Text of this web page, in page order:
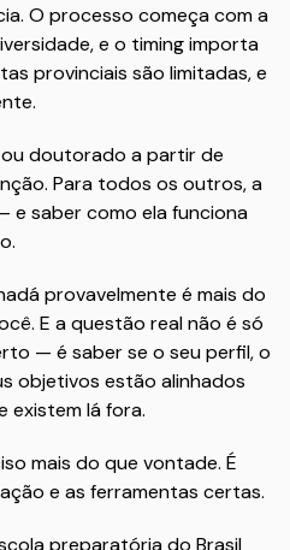
O processo começa com a
e o timing importa
provinciais são limitadas, e
doutorado a partir de
Para todos os outros, a
e saber como ela funciona
provavelmente é mais do
E a questão real não é só
— é saber se o seu perfil, o
objetivos estão alinhados
existem lá fora.
mais do que vontade. É
e as ferramentas certas.
preparatória do Brasil